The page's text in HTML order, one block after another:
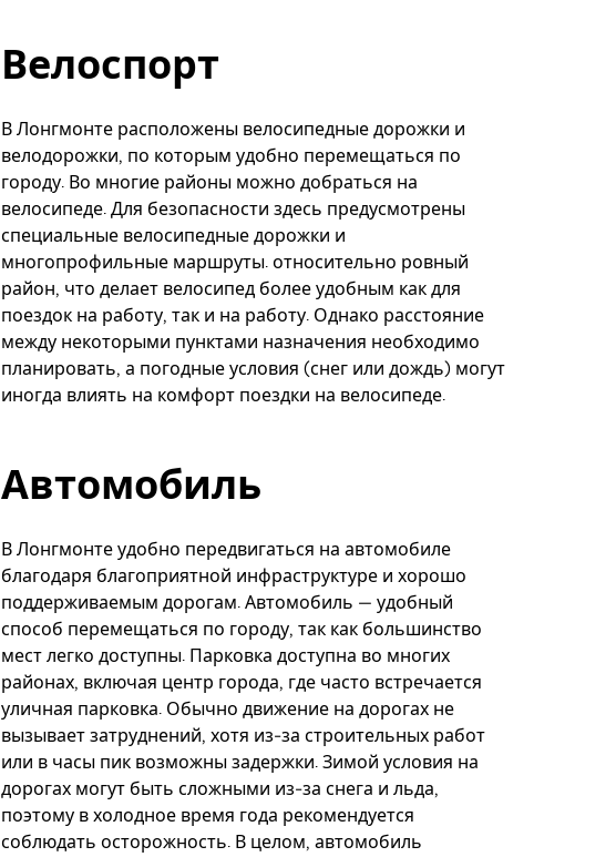
Велоспорт
В Лонгмонте расположены велосипедные дорожки и
велодорожки, по которым удобно перемещаться по
городу. Во многие районы можно добраться на
велосипеде. Для безопасности здесь предусмотрены
специальные велосипедные дорожки и
многопрофильные маршруты. относительно ровный
район, что делает велосипед более удобным как для
поездок на работу, так и на работу. Однако расстояние
между некоторыми пунктами назначения необходимо
планировать, а погодные условия (снег или дождь) могут
иногда влиять на комфорт поездки на велосипеде.
Автомобиль
В Лонгмонте удобно передвигаться на автомобиле
благодаря благоприятной инфраструктуре и хорошо
поддерживаемым дорогам. Автомобиль — удобный
способ перемещаться по городу, так как большинство
мест легко доступны. Парковка доступна во многих
районах, включая центр города, где часто встречается
уличная парковка. Обычно движение на дорогах не
вызывает затруднений, хотя из-за строительных работ
или в часы пик возможны задержки. Зимой условия на
дорогах могут быть сложными из-за снега и льда,
поэтому в холодное время года рекомендуется
соблюдать осторожность. В целом, автомобиль